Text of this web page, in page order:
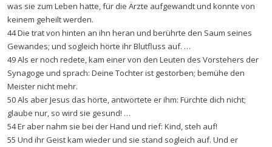
was sie zum Leben hatte, für die Ärzte aufgewandt und konnte von
keinem geheilt werden.
44 Die trat von hinten an ihn heran und berührte den Saum seines
Gewandes; und sogleich hörte ihr Blutfluss auf. …
49 Als er noch redete, kam einer von den Leuten des Vorstehers der
Synagoge und sprach: Deine Tochter ist gestorben; bemühe den
Meister nicht mehr.
50 Als aber Jesus das hörte, antwortete er ihm: Fürchte dich nicht;
glaube nur, so wird sie gesund! …
54 Er aber nahm sie bei der Hand und rief: Kind, steh auf!
55 Und ihr Geist kam wieder und sie stand sogleich auf. Und er